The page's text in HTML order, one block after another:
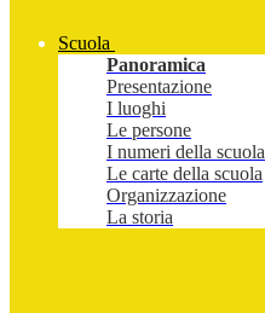
Scuola
Panoramica
Presentazione
I luoghi
Le persone
I numeri della scuola
Le carte della scuola
Organizzazione
La storia